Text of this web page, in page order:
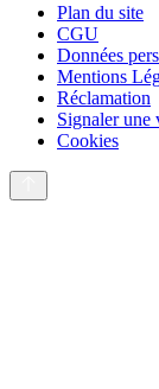
Plan du site
CGU
Données
Mentions
Réclamation
Signaler une
Cookies